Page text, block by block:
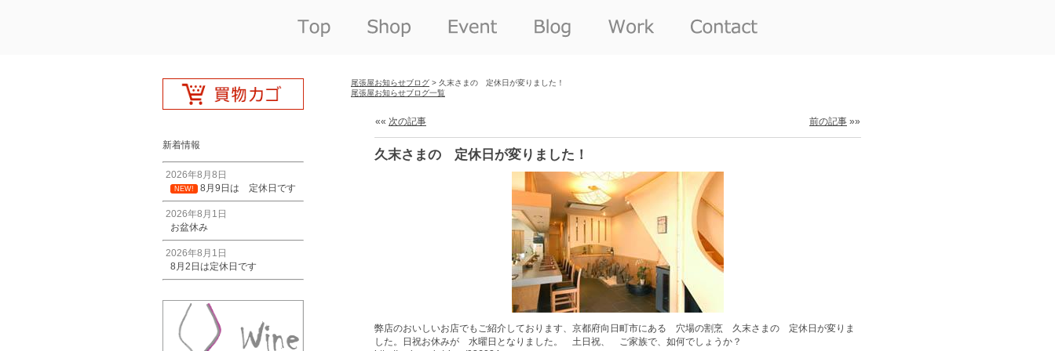
新着情報
2026年8月8日
NEW! 8月9日は 定休日です
2026年8月1日
お盆休み
2026年8月1日
8月2日は定休日です
尾張屋お知らせブログ > 久末さまの 定休日が変りました！
尾張屋お知らせブログ一覧
«« 次の記事 前の記事 »»
久末さまの 定休日が変りました！
弊店のおいしいお店でもご紹介しております、京都府向日町市にある 穴場の割烹 久末さまの 定休日が変りま
した。日祝お休みが 水曜日となりました。 土日祝、 ご家族で、如何でしょうか？